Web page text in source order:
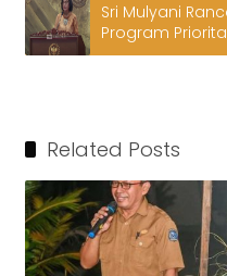
Sri Mulyani
Program
Related Posts